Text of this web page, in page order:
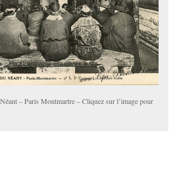
– Paris Montmartre – Cliquez sur l’image pour